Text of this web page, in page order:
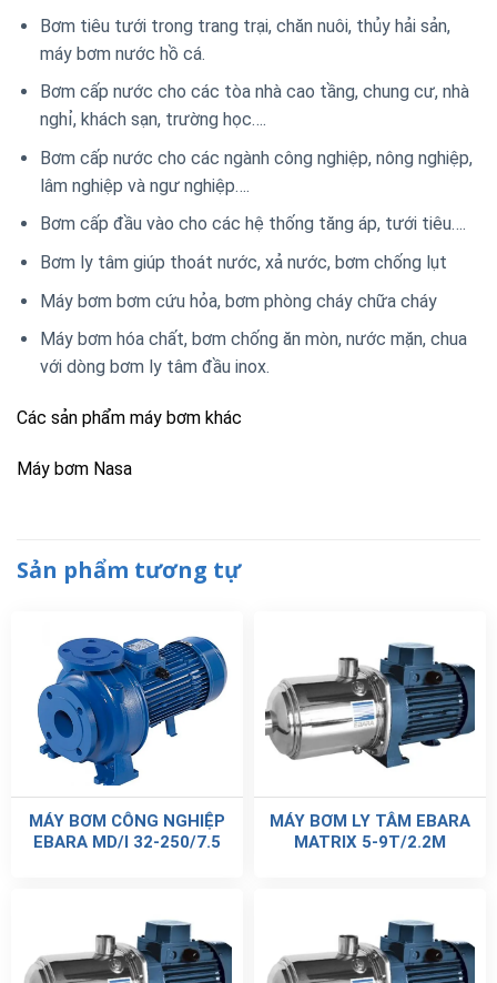
Bơm tiêu tưới trong trang trại, chăn nuôi, thủy hải sản,
máy bơm nước hồ cá.
Bơm cấp nước cho các tòa nhà cao tầng, chung cư, nhà
nghỉ, khách sạn, trường học….
Bơm cấp nước cho các ngành công nghiệp, nông nghiệp,
lâm nghiệp và ngư nghiệp….
Bơm cấp đầu vào cho các hệ thống tăng áp, tưới tiêu….
Bơm ly tâm giúp thoát nước, xả nước, bơm chống lụt
Máy bơm bơm cứu hỏa, bơm phòng cháy chữa cháy
Máy bơm hóa chất, bơm chống ăn mòn, nước mặn, chua
với dòng bơm ly tâm đầu inox.
Các sản phẩm máy bơm khác
Máy bơm Nasa
Sản phẩm tương tự
MÁY BƠM CÔNG NGHIỆP
EBARA MD/I 32-250/7.5
MÁY BƠM LY TÂM EBARA
MATRIX 5-9T/2.2M